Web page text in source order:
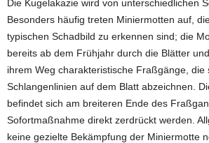
Die Kugelakazie wird von unterschiedlichen
Besonders häufig treten Miniermotten auf,
typischen Schadbild zu erkennen sind; die
bereits ab dem Frühjahr durch die Blätter
ihrem Weg charakteristische Fraßgänge, die
Schlangenlinien auf dem Blatt abzeichnen.
befindet sich am breiteren Ende des
Sofortmaßnahme direkt zerdrückt werden.
keine gezielte Bekämpfung der Miniermotte